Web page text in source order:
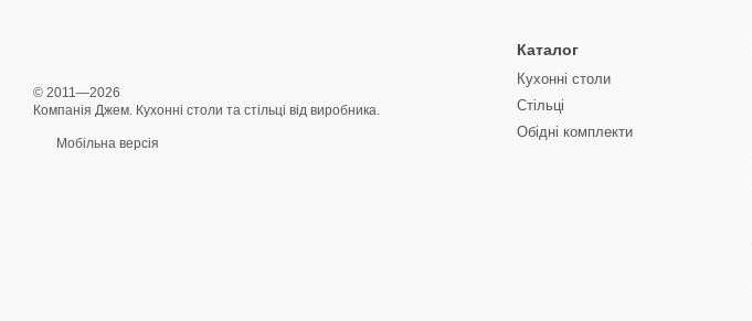
© 2011—2026
Компанія Джем. Кухонні столи та стільці від виробника.
Мобільна версія
Каталог
Кухонні столи
Стільці
Обідні комплекти